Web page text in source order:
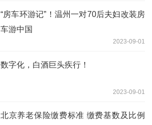
“房车环游记”！温州一对70后夫妇改装房
车游中国
2023-09-01
数字化，白酒巨头疾行！
2023-09-01
北京养老保险缴费标准 缴费基数及比例